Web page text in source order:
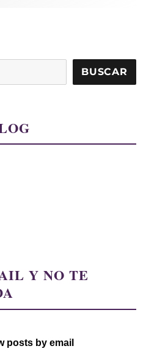
BUSCAR
Y NO TE
posts by email